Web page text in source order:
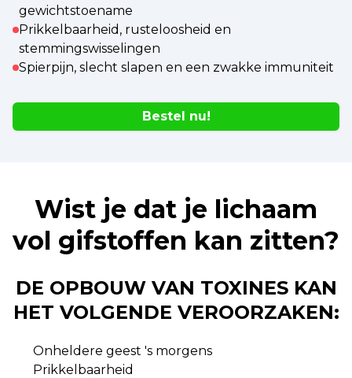
gewichtstoename
Prikkelbaarheid, rusteloosheid en
stemmingswisselingen
Spierpijn, slecht slapen en een zwakke immuniteit
Bestel nu!
Wist je dat je lichaam
vol gifstoffen kan zitten?
DE OPBOUW VAN TOXINES KAN
HET VOLGENDE VEROORZAKEN:
Onheldere geest 's morgens
Prikkelbaarheid